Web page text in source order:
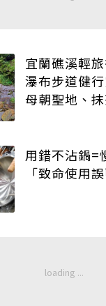
宜蘭礁溪輕
瀑布步道健
母朝聖地、
用錯不沾鍋=
「致命使用誤